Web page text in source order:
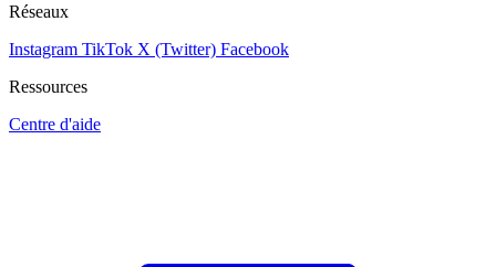
Réseaux
Instagram TikTok X (Twitter) Facebook
Ressources
Centre d'aide